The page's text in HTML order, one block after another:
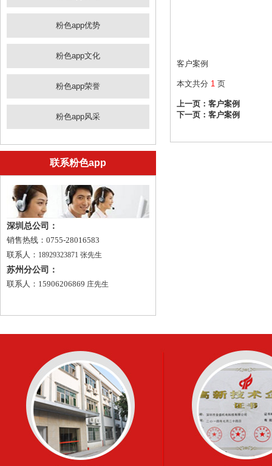
粉色app优势
粉色app文化
粉色app荣誉
粉色app风采
联系粉色app
深圳总公司：
销售热线：0755-28016583
联系人： 18929323871 张先生
苏州分公司：
联系人：15906206869 庄先生
客户案例
本文共分 1 页
上一页： 客户案例
下一页： 客户案例